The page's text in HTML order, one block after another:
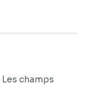
Les champs